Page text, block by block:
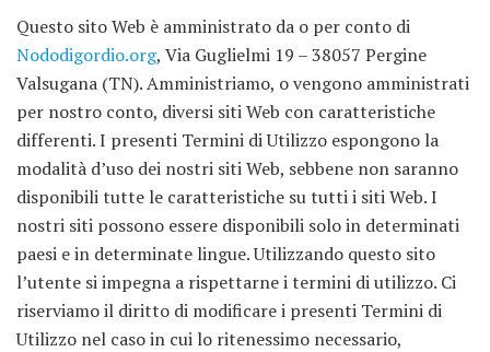
Questo sito Web è amministrato da o per conto di
Nododigordio.org, Via Guglielmi 19 – 38057 Pergine
Valsugana (TN). Amministriamo, o vengono amministrati
per nostro conto, diversi siti Web con caratteristiche
differenti. I presenti Termini di Utilizzo espongono la
modalità d’uso dei nostri siti Web, sebbene non saranno
disponibili tutte le caratteristiche su tutti i siti Web. I
nostri siti possono essere disponibili solo in determinati
paesi e in determinate lingue. Utilizzando questo sito
l’utente si impegna a rispettarne i termini di utilizzo. Ci
riserviamo il diritto di modificare i presenti Termini di
Utilizzo nel caso in cui lo ritenessimo necessario,